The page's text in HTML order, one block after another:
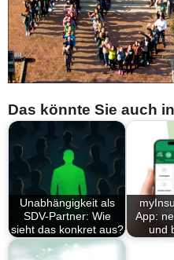
Das könnte Sie auch
Unabhängigkeit als
SDV-Partner: Wie
sieht das konkret aus?
App:
und